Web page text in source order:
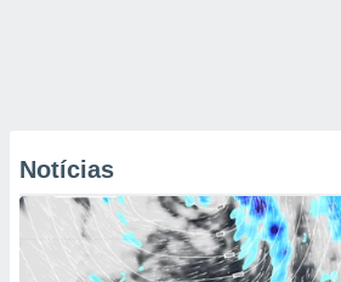
Notícias